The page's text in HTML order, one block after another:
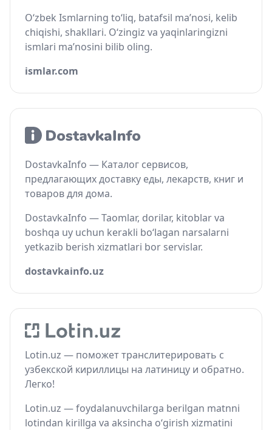
O‘zbek Ismlarning to‘liq, batafsil ma’nosi, kelib
chiqishi, shakllari. O‘zingiz va yaqinlaringizni
ismlari ma’nosini bilib oling.
ismlar.com
DostavkaInfo — Каталог сервисов,
предлагающих доставку еды, лекарств, книг и
товаров для дома.
DostavkaInfo — Taomlar, dorilar, kitoblar va
boshqa uy uchun kerakli bo‘lagan narsalarni
yetkazib berish xizmatlari bor servislar.
dostavkainfo.uz
Lotin.uz — поможет транслитерировать с
узбекской кириллицы на латиницу и обратно.
Легко!
Lotin.uz — foydalanuvchilarga berilgan matnni
lotindan kirillga va aksincha o‘girish xizmatini